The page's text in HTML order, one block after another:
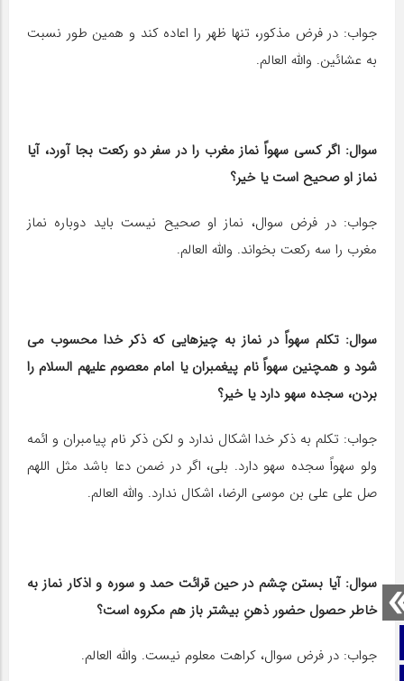
جواب: در فرض مذکور، تنها ظهر را اعاده کند و همین طور نسبت
به عشائین. والله العالم.
سوال: اگر کسی سهواً نماز مغرب را در سفر دو رکعت بجا آورد، آیا
نماز او صحیح است یا خیر؟
جواب: در فرض سوال، نماز او صحیح نیست باید دوباره نماز
مغرب را سه رکعت بخواند. والله العالم.
سوال: تکلم سهواً در نماز به چیزهایی که ذکر خدا محسوب می
شود و همچنین سهواً نام پیغمبران یا امام معصوم علیهم السلام را
بردن، سجده سهو دارد یا خیر؟
جواب: تکلم به ذکر خدا اشکال ندارد و لکن ذکر نام پیامبران و ائمه
ولو سهواً سجده سهو دارد. بلی، اگر در ضمن دعا باشد مثل اللهم
صل على علی بن موسى الرضا، اشکال ندارد. والله العالم.
سوال: آیا بستن چشم در حین قرائت حمد و سوره و اذکار نماز به
خاطر حصول حضور ذهنِ بیشتر باز هم مکروه است؟
جواب: در فرض سوال، کراهت معلوم نیست. والله العالم.